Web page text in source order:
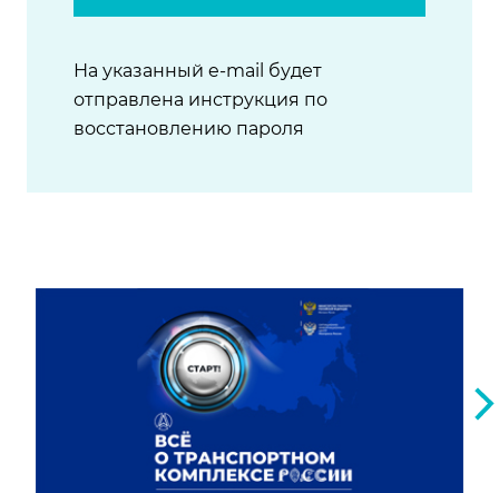
На указанный e-mail будет
отправлена инструкция по
восстановлению пароля